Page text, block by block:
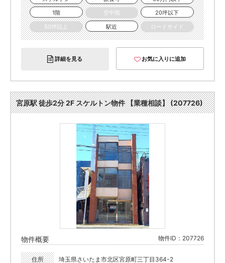
1階
空中階
20坪以下
50坪以上
駅近 ロードサイド
詳細を見る お気に入りに追加
宮原駅 徒歩2分 2F スケルトン物件 【業種相談】 (207726)
物件概要 物件ID：207726
住所 埼玉県さいたま市北区宮原町三丁目364-2